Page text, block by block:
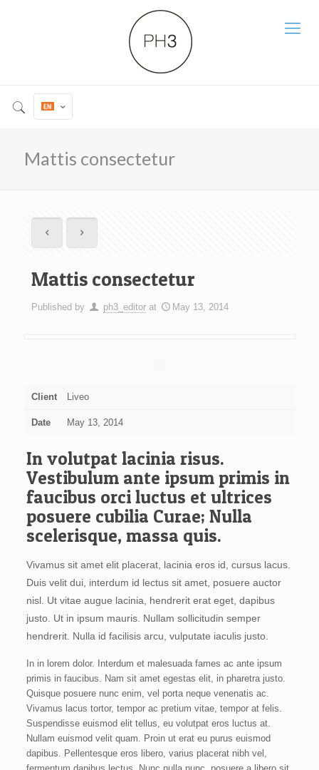
Mattis consectetur
Mattis consectetur
Published by ph3_editor at May 13, 2014
Client Liveo
Date May 13, 2014
In volutpat lacinia risus.
Vestibulum ante ipsum primis in
faucibus orci luctus et ultrices
posuere cubilia Curae; Nulla
scelerisque, massa quis.
Vivamus sit amet elit placerat, lacinia eros id, cursus lacus.
Duis velit dui, interdum id lectus sit amet, posuere auctor
nisl. Ut vitae augue lacinia, hendrerit erat eget, dapibus
justo. Ut in ipsum mauris. Nullam sollicitudin semper
hendrerit. Nulla id facilisis arcu, vulputate iaculis justo.
In in lorem dolor. Interdum et malesuada fames ac ante ipsum
primis in faucibus. Nam sit amet egestas elit, in pharetra justo.
Quisque posuere nunc enim, vel porta neque venenatis ac.
Vivamus lacus tortor, tempor ac pretium vitae, tempor at felis.
Suspendisse euismod elit tellus, eu volutpat eros luctus at.
Nullam euismod velit quam. Proin ut erat eu purus euismod
dapibus. Pellentesque eros libero, varius placerat nibh vel,